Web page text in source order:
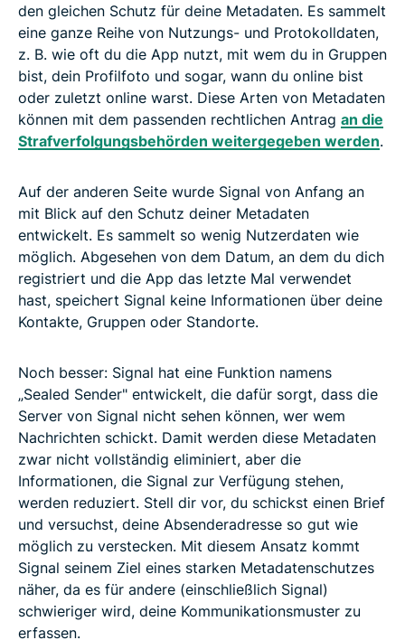
den gleichen Schutz für deine Metadaten. Es sammelt
eine ganze Reihe von Nutzungs- und Protokolldaten,
z. B. wie oft du die App nutzt, mit wem du in Gruppen
bist, dein Profilfoto und sogar, wann du online bist
oder zuletzt online warst. Diese Arten von Metadaten
können mit dem passenden rechtlichen Antrag an die
Strafverfolgungsbehörden weitergegeben werden.
Auf der anderen Seite wurde Signal von Anfang an
mit Blick auf den Schutz deiner Metadaten
entwickelt. Es sammelt so wenig Nutzerdaten wie
möglich. Abgesehen von dem Datum, an dem du dich
registriert und die App das letzte Mal verwendet
hast, speichert Signal keine Informationen über deine
Kontakte, Gruppen oder Standorte.
Noch besser: Signal hat eine Funktion namens
„Sealed Sender" entwickelt, die dafür sorgt, dass die
Server von Signal nicht sehen können, wer wem
Nachrichten schickt. Damit werden diese Metadaten
zwar nicht vollständig eliminiert, aber die
Informationen, die Signal zur Verfügung stehen,
werden reduziert. Stell dir vor, du schickst einen Brief
und versuchst, deine Absenderadresse so gut wie
möglich zu verstecken. Mit diesem Ansatz kommt
Signal seinem Ziel eines starken Metadatenschutzes
näher, da es für andere (einschließlich Signal)
schwieriger wird, deine Kommunikationsmuster zu
erfassen.